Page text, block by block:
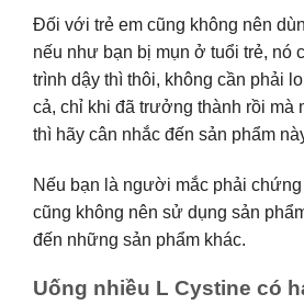
Đối với trẻ em cũng không nên
nếu như bạn bị mụn ở tuổi trẻ, nó
trình dậy thì thôi, không cần phải
cả, chỉ khi đã trưởng thành rồi mà
thì hãy cân nhắc đến sản phẩm
Nếu bạn là người mắc phải
cũng không nên sử dụng sản
đến những sản phẩm khác.
Uống nhiều L Cystine có